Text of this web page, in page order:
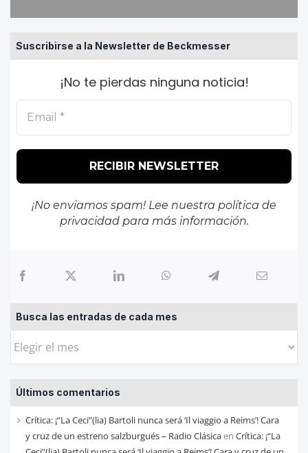
Suscribirse a la Newsletter de Beckmesser
¡No te pierdas ninguna noticia!
¡No enviamos spam! Lee nuestra política de
privacidadpara más información.
Busca las entradas de cada mes
Busca
entradas
de
cada
mes
Últimos comentarios
Crítica: ¡“La Ceci”(lia) Bartoli nunca será ‘Il viaggio a Reims’! Cara
y cruz de un estreno salzburgués – Radio Clásicaen Crítica: ¡“La